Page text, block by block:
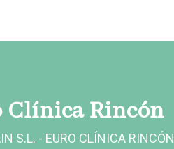
Clínica Rincón
S.L. - EURO CLÍNICA RINCÓN